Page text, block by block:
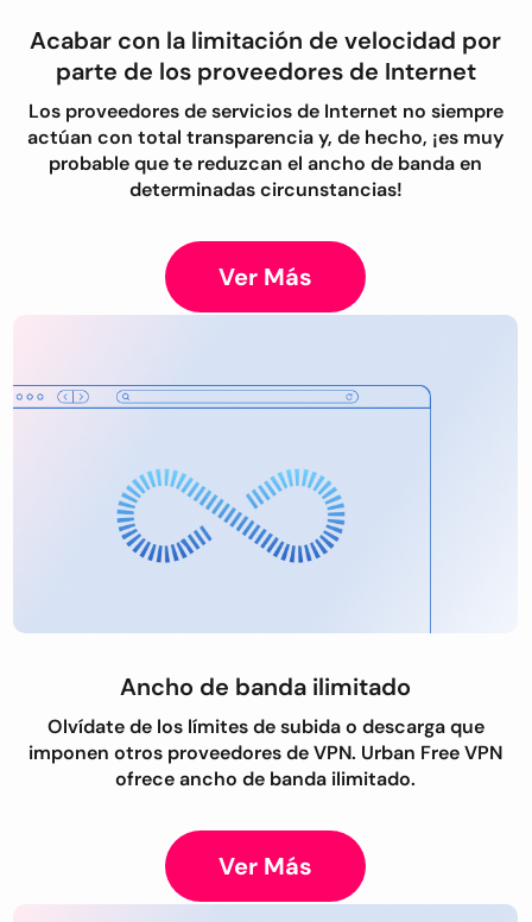
Acabar con la limitación de velocidad por
parte de los proveedores de Internet
Los proveedores de servicios de Internet no siempre
actúan con total transparencia y, de hecho, ¡es muy
probable que te reduzcan el ancho de banda en
determinadas circunstancias!
Ver Más
Ancho de banda ilimitado
Olvídate de los límites de subida o descarga que
imponen otros proveedores de VPN. Urban Free VPN
ofrece ancho de banda ilimitado.
Ver Más